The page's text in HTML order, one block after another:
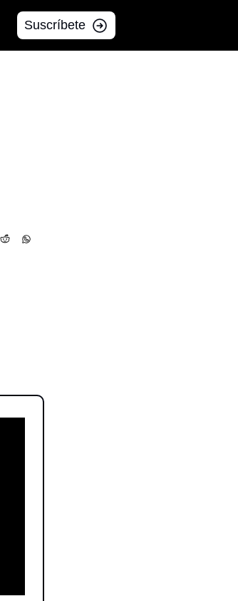
Suscríbete